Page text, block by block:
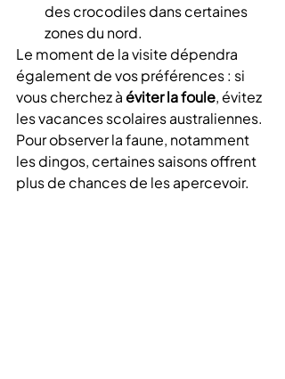
des crocodiles dans certaines
zones du nord.
Le moment de la visite dépendra
également de vos préférences : si
vous cherchez à éviter la foule, évitez
les vacances scolaires australiennes.
Pour observer la faune, notamment
les dingos, certaines saisons offrent
plus de chances de les apercevoir.